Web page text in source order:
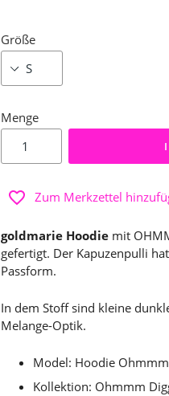
Größe
Menge
Zum Merkzettel
goldmarie Hoodie mit
gefertigt. Der Kapuzenpulli
Passform.
In dem Stoff sind kleine
Melange-Optik.
Model: Hoodie
Kollektion: Ohmmm